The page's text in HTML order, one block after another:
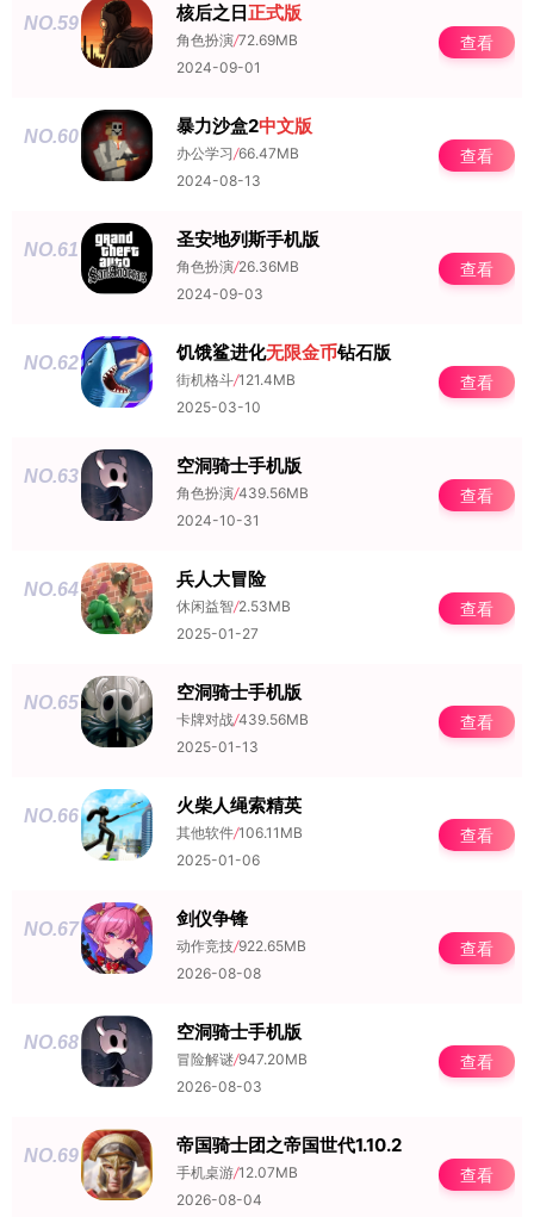
NO.59 核后之日正式版
角色扮演/72.69MB
2024-09-01
查看
NO.60 暴力沙盒2中文版
办公学习/66.47MB
2024-08-13
查看
NO.61 圣安地列斯手机版
角色扮演/26.36MB
2024-09-03
查看
NO.62 饥饿鲨进化无限金币钻石版
街机格斗/121.4MB
2025-03-10
查看
NO.63 空洞骑士手机版
角色扮演/439.56MB
2024-10-31
查看
NO.64 兵人大冒险
休闲益智/2.53MB
2025-01-27
查看
NO.65 空洞骑士手机版
卡牌对战/439.56MB
2025-01-13
查看
NO.66 火柴人绳索精英
其他软件/106.11MB
2025-01-06
查看
NO.67 剑仪争锋
动作竞技/922.65MB
2026-08-08
查看
NO.68 空洞骑士手机版
冒险解谜/947.20MB
2026-08-03
查看
NO.69 帝国骑士团之帝国世代1.10.2
手机桌游/12.07MB
2026-08-04
查看